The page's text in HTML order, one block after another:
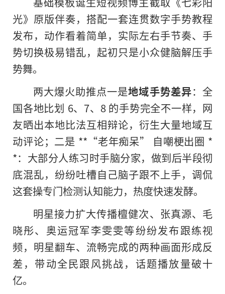
光》原版伴奏，搭配一套连贯数字手势教程
发布，动作看着简单，实际左右手节奏、手
势切换极易错乱，起初只是小众健脑解压手
势舞。
两大爆火助推点一是地域手势差异：全
国各地比划 6、7、8 的手势完全不一样，网
友晒出本地比法互相辩论，衍生大量地域互
动评论；二是 **“老年痴呆” 自嘲梗出圈 *
*：大部分人练习时手脑分家，做到后半段彻
底混乱，纷纷吐槽自己脑子跟不上手，调侃
这套操专门检测认知能力，热度快速发酵。
明星接力扩大传播檀健次、张真源、毛
晓彤、奥运冠军李雯雯等纷纷发布跟练视
频，明星翻车、流畅完成的两种画面形成反
差，带动全民跟风挑战，话题播放量破十
亿。